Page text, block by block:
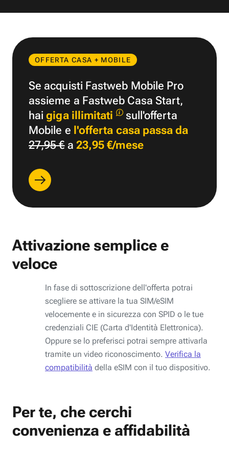
OFFERTA CASA + MOBILE
Se acquisti Fastweb Mobile Pro
assieme a Fastweb Casa Start,
haigiga illimitati
sull'offerta
Mobile e l'offerta casa passa da
27,95 €a 23,95 €/mese
Attivazione semplice e
veloce
In fase di sottoscrizione dell'offerta potrai
scegliere se attivare la tua SIM/eSIM
velocemente e in sicurezza con SPID o le tue
credenziali CIE (Carta d'Identità Elettronica).
Oppure se lo preferisci potrai sempre attivarla
tramite un video riconoscimento. Verifica la
compatibilità della eSIM con il tuo dispositivo.
Per te, che cerchi
convenienza e affidabilità